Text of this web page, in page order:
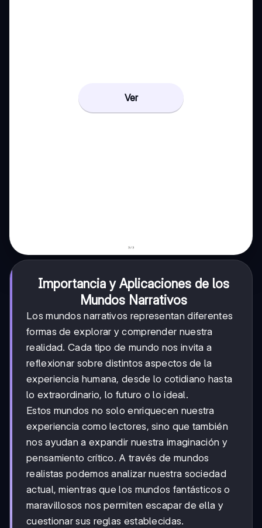
Ver
Importancia y Aplicaciones de los
Mundos Narrativos
Los mundos narrativos representan diferentes
formas de explorar y comprender nuestra
realidad. Cada tipo de mundo nos invita a
reflexionar sobre distintos aspectos de la
experiencia humana, desde lo cotidiano hasta
lo extraordinario, lo futuro o lo ideal.
Estos mundos no solo enriquecen nuestra
experiencia como lectores, sino que también
nos ayudan a expandir nuestra imaginación y
pensamiento crítico. A través de mundos
realistas podemos analizar nuestra sociedad
actual, mientras que los mundos fantásticos o
maravillosos nos permiten escapar de ella y
cuestionar sus reglas establecidas.